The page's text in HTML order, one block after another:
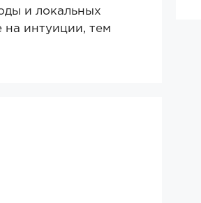
и локальных
на интуиции, тем